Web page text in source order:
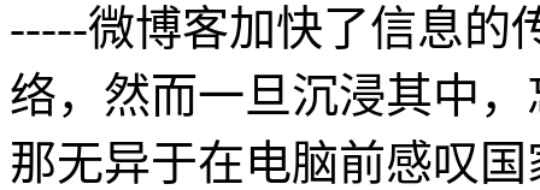
-----微博客加快了信息的
络，然而一旦沉浸其中
那无异于在电脑前感叹